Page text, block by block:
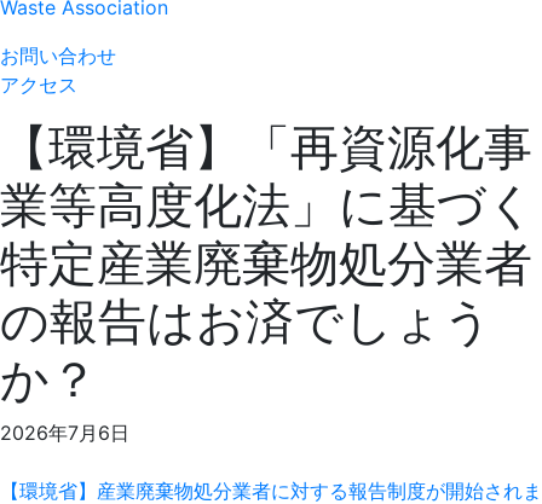
お問い合わせ
アクセス
【環境省】「再資源化事
業等高度化法」に基づく
特定産業廃棄物処分業者
の報告はお済でしょう
か？
2026年7月6日
【環境省】産業廃棄物処分業者に対する報告制度が開始されま